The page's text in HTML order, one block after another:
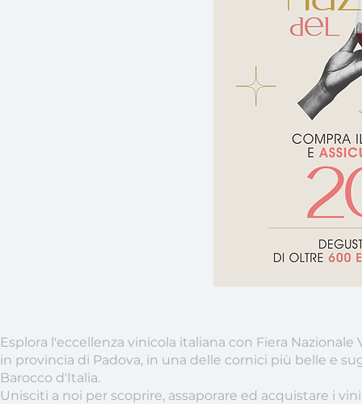
Esplora l'eccellenza vinicola italiana con Fiera
in provincia di Padova, in una delle cornici più belle e
Barocco d'Italia.
Unisciti a noi per scoprire, assaporare ed acquistare i